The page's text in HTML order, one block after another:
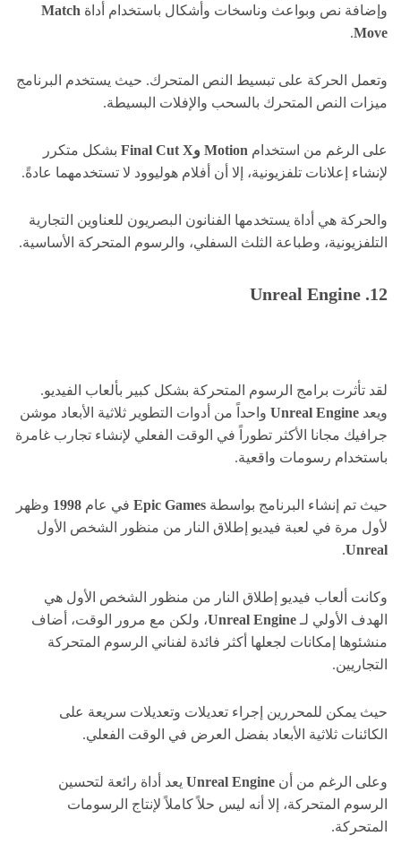
وإضافة نص وبواعث وناسخات وأشكال باستخدام أداة Match
Move
.
وتعمل الحركة على تبسيط النص المتحرك. حيث يستخدم البرنامج
ميزات النص المتحرك بالسحب والإفلات البسيطة.
على الرغم من استخدام Motion وFinal Cut X
بشكل متكرر
لإنشاء إعلانات تلفزيونية، إلا أن أفلام هوليوود لا تستخدمهما عادةً.
والحركة هي أداة يستخدمها الفنانون البصريون للعناوين التجارية
التلفزيونية، وطباعة الثلث السفلي، والرسوم المتحركة الأساسية.
12. Unreal Engine
لقد تأثرت برامج الرسوم المتحركة بشكل كبير بألعاب الفيديو.
ويعد
واحداً من أدوات التطوير ثلاثية الأبعاد موشن
جرافيك مجانا الأكثر تطوراً في الوقت الفعلي لإنشاء تجارب غامرة
باستخدام رسومات واقعية.
حيث تم إنشاء البرنامج بواسطة Epic Games في عام 1998 وظهر
لأول مرة في لعبة فيديو إطلاق النار من منظور الشخص الأول
Unreal
.
وكانت ألعاب فيديو إطلاق النار من منظور الشخص الأول هي
الهدف الأولي لـ
، ولكن مع مرور الوقت، أضاف
منشئوها إمكانات لجعلها أكثر فائدة لفناني الرسوم المتحركة
التجاريين.
حيث يمكن للمحررين إجراء تعديلات وتعديلات سريعة على
الكائنات ثلاثية الأبعاد بفضل العرض في الوقت الفعلي.
وعلى الرغم من أن Unreal Engine يعد أداة رائعة لتحسين
الرسوم المتحركة، إلا أنه ليس حلاً كاملاً لإنتاج الرسومات
المتحركة.